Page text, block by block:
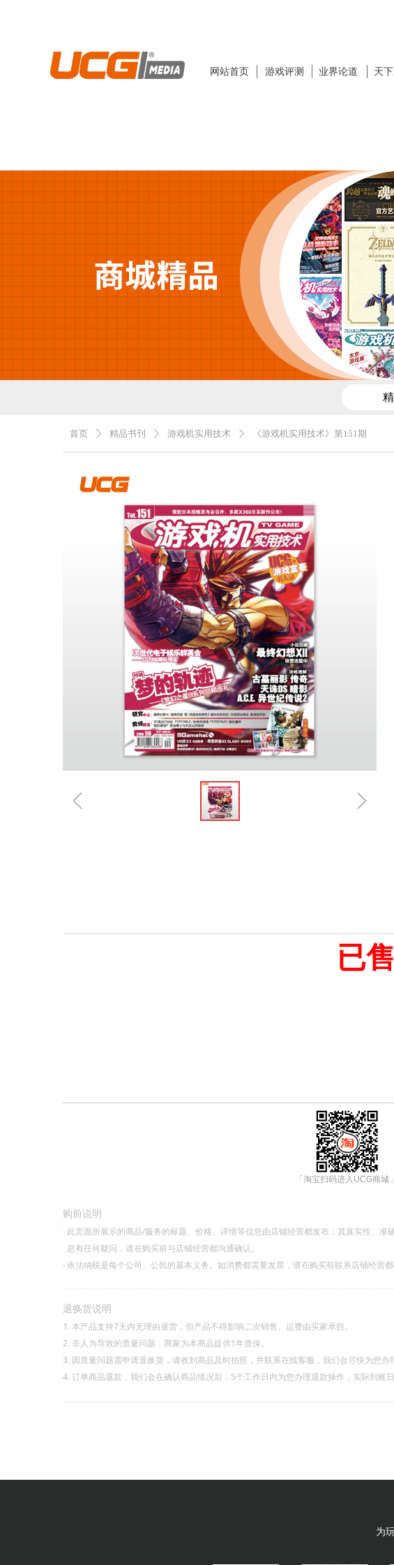
网站首页 业界论道
游戏评测 天
首页 ꄲ 精品书刊 ꄲ 游戏机实用技术 ꄲ 《游戏机实用技术》第151期
ꁆ ꁇ
已
购前说明
· 此页面所展示的商品/服务的标题、价格、详情等信息由店铺经营都发布；其真实性、
息有任何疑问，请在购买前与店铺经营都沟通确认。
·依法纳税是每个公司、公民的基本义务。如消费都需要发票，请在购买前联系店铺经营都
退换货说明
1. 本产品支持7天内无理由退货，但产品不得影响二次销售。运费由买家承担。
2. 非人为导致的质量问题，商家为本商品提供1年质保。
3. 因质量问题需申请退换货，请收到商品及时拍照，并联系在线客服，我们会尽快为您办
4. 订单商品退款，我们会在确认商品情况后，5个工作日内为您办理退款操作，实际到账
「淘宝扫码进入UCG商城」
为